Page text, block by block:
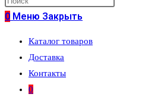
0 Меню Закрыть
Каталог товаров
Доставка
Контакты
0